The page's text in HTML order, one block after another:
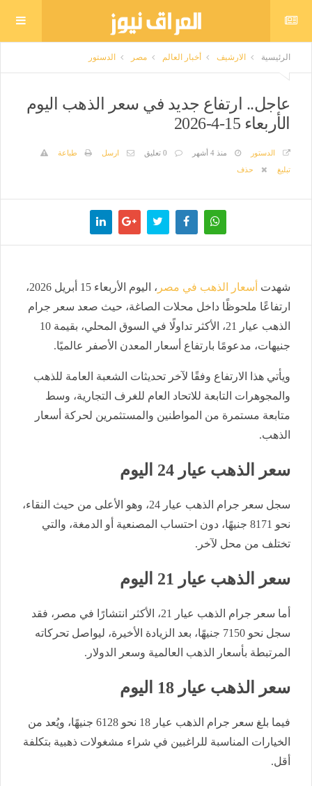
الرئيسية الارشيف أخبار العالم مصر الدستور
عاجل.. ارتفاع جديد في سعر الذهب اليوم
الأربعاء 15-4-2026
الدستور منذ 4 أشهر 0 تعليق ارسل
طباعة
تبليغ
حذف
شهدت أسعار الذهب في مصر
، اليوم الأربعاء 15 أبريل 2026،
ارتفاعًا ملحوظًا داخل محلات الصاغة، حيث صعد سعر جرام
الذهب عيار 21، الأكثر تداولًا في السوق المحلي، بقيمة 10
جنيهات، مدعومًا بارتفاع أسعار المعدن الأصفر عالميًا.
ويأتي هذا الارتفاع وفقًا لآخر تحديثات الشعبة العامة للذهب
والمجوهرات التابعة للاتحاد العام للغرف التجارية، وسط
متابعة مستمرة من المواطنين والمستثمرين لحركة أسعار
الذهب.
سعر الذهب عيار 24 اليوم
سجل سعر جرام الذهب عيار 24، وهو الأعلى من حيث النقاء،
نحو 8171 جنيهًا، دون احتساب المصنعية أو الدمغة، والتي
تختلف من محل لآخر.
سعر الذهب عيار 21 اليوم
أما سعر جرام الذهب عيار 21، الأكثر انتشارًا في مصر، فقد
سجل نحو 7150 جنيهًا، بعد الزيادة الأخيرة، ليواصل تحركاته
المرتبطة بأسعار الذهب العالمية وسعر الدولار.
سعر الذهب عيار 18 اليوم
فيما بلغ سعر جرام الذهب عيار 18 نحو 6128 جنيهًا، ويُعد من
الخيارات المناسبة للراغبين في شراء مشغولات ذهبية بتكلفة
أقل.